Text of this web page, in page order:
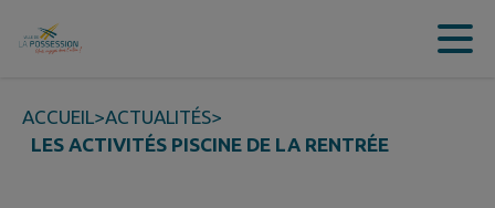
Contenu
ACCUEIL>ACTUALITÉS>
LES ACTIVITÉS PISCINE DE LA RENTRÉE